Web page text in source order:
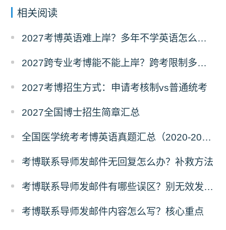
相关阅读
2027考博英语难上岸？多年不学英语怎么备考？
2027跨专业考博能不能上岸？跨考限制多不多？
2027考博招生方式：申请考核制vs普通统考
2027全国博士招生简章汇总
全国医学统考考博英语真题汇总（2020-2026年）
考博联系导师发邮件无回复怎么办？补救方法
考博联系导师发邮件有哪些误区？别无效发邮件
考博联系导师发邮件内容怎么写？核心重点